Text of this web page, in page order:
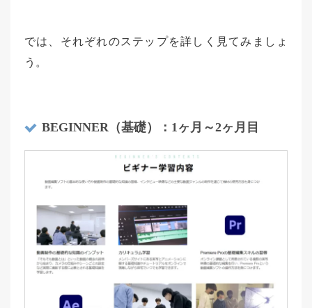
では、それぞれのステップを詳しく見てみましょ
う。
BEGINNER（基礎）：1ヶ月～2ヶ月目